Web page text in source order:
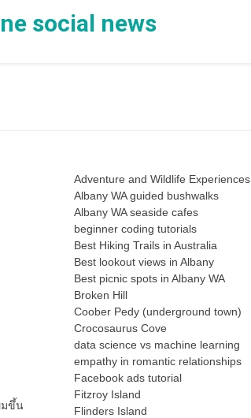
social news
มขึ้น
Adventure and Wildlife Experiences
Albany WA guided bushwalks
Albany WA seaside cafes
beginner coding tutorials
Best Hiking Trails in Australia
Best lookout views in Albany
Best picnic spots in Albany WA
Broken Hill
Coober Pedy (underground town)
Crocosaurus Cove
data science vs machine learning
empathy in romantic relationships
Facebook ads tutorial
Fitzroy Island
Flinders Island